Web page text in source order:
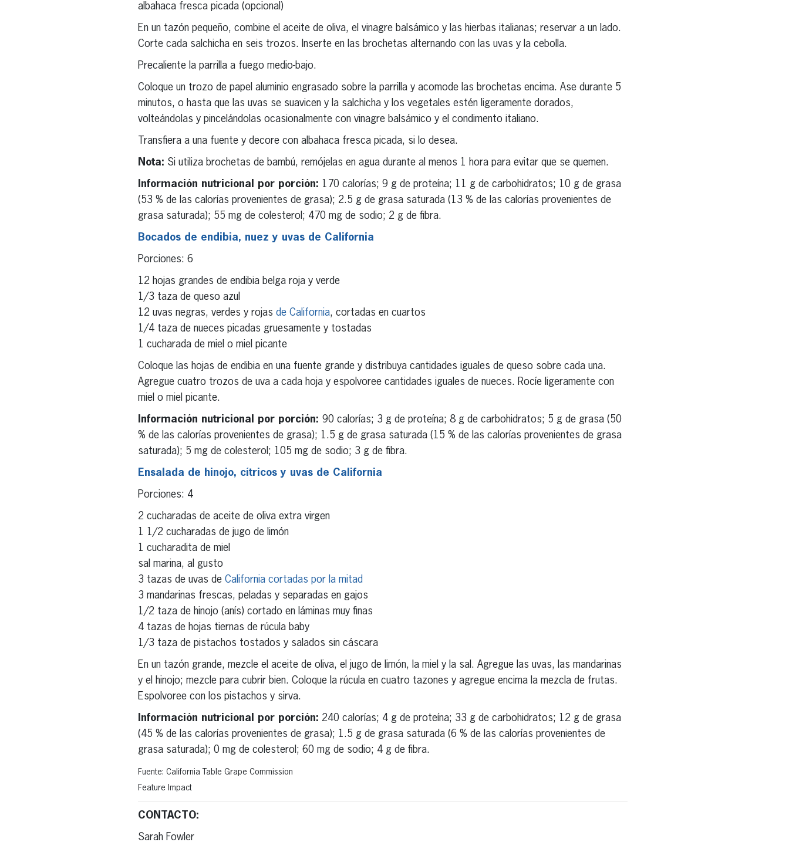
albahaca fresca picada (opcional)
En un tazón pequeño, combine el aceite de oliva, el vinagre balsámico y las hierbas italianas; reservar a un lado.
Corte cada salchicha en seis trozos. Inserte en las brochetas alternando con las uvas y la cebolla.
Precaliente la parrilla a fuego medio-bajo.
Coloque un trozo de papel aluminio engrasado sobre la parrilla y acomode las brochetas encima. Ase durante 5
minutos, o hasta que las uvas se suavicen y la salchicha y los vegetales estén ligeramente dorados,
volteándolas y pincelándolas ocasionalmente con vinagre balsámico y el condimento italiano.
Transfiera a una fuente y decore con albahaca fresca picada, si lo desea.
Nota: Si utiliza brochetas de bambú, remójelas en agua durante al menos 1 hora para evitar que se quemen.
Información nutricional por porción: 170 calorías; 9 g de proteína; 11 g de carbohidratos; 10 g de grasa
(53 % de las calorías provenientes de grasa); 2.5 g de grasa saturada (13 % de las calorías provenientes de
grasa saturada); 55 mg de colesterol; 470 mg de sodio; 2 g de fibra.
Bocados de endibia, nuez y uvas de California
Porciones: 6
12 hojas grandes de endibia belga roja y verde
1/3 taza de queso azul
12 uvas negras, verdes y rojas de California, cortadas en cuartos
1/4 taza de nueces picadas gruesamente y tostadas
1 cucharada de miel o miel picante
Coloque las hojas de endibia en una fuente grande y distribuya cantidades iguales de queso sobre cada una.
Agregue cuatro trozos de uva a cada hoja y espolvoree cantidades iguales de nueces. Rocíe ligeramente con
miel o miel picante.
Información nutricional por porción: 90 calorías; 3 g de proteína; 8 g de carbohidratos; 5 g de grasa (50
% de las calorías provenientes de grasa); 1.5 g de grasa saturada (15 % de las calorías provenientes de grasa
saturada); 5 mg de colesterol; 105 mg de sodio; 3 g de fibra.
Ensalada de hinojo, cítricos y uvas de California
Porciones: 4
2 cucharadas de aceite de oliva extra virgen
1 1/2 cucharadas de jugo de limón
1 cucharadita de miel
sal marina, al gusto
3 tazas de uvas de California cortadas por la mitad
3 mandarinas frescas, peladas y separadas en gajos
1/2 taza de hinojo (anís) cortado en láminas muy finas
4 tazas de hojas tiernas de rúcula baby
1/3 taza de pistachos tostados y salados sin cáscara
En un tazón grande, mezcle el aceite de oliva, el jugo de limón, la miel y la sal. Agregue las uvas, las mandarinas
y el hinojo; mezcle para cubrir bien. Coloque la rúcula en cuatro tazones y agregue encima la mezcla de frutas.
Espolvoree con los pistachos y sirva.
Información nutricional por porción: 240 calorías; 4 g de proteína; 33 g de carbohidratos; 12 g de grasa
(45 % de las calorías provenientes de grasa); 1.5 g de grasa saturada (6 % de las calorías provenientes de
grasa saturada); 0 mg de colesterol; 60 mg de sodio; 4 g de fibra.
Fuente: California Table Grape Commission
Feature Impact
CONTACTO:
Sarah Fowler